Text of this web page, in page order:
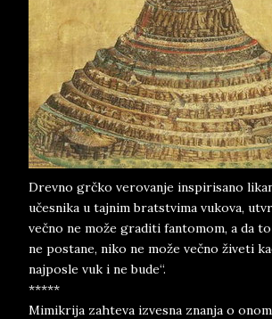
Drevno grčko verovanje inspirisano
učesnika u tajnim bratstvima vukova,
večno ne može graditi fantomom, a da
ne postane, niko ne može večno živeti
najposle vuk i ne bude“.
*****
Mimikrija zahteva izvesna znanja o